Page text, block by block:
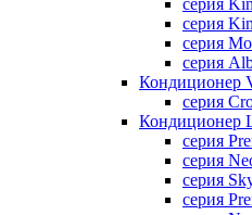
серия
серия
серия
серия
Кондиционер
серия
Кондиционер
серия
серия
серия
серия